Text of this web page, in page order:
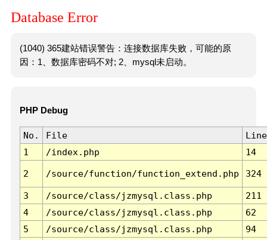
Database Error
(1040) 365建站错误警告：连接数据库失败，可能的原
因：1、数据库密码不对; 2、mysql未启动。
PHP Debug
No. File
Line
1
/index.php 14
2 /source/function/function_extend.php 324
3 /source/class/jzmysql.class.php
211
4
/source/class/jzmysql.class.php
62
5
/source/class/jzmysql.class.php
94